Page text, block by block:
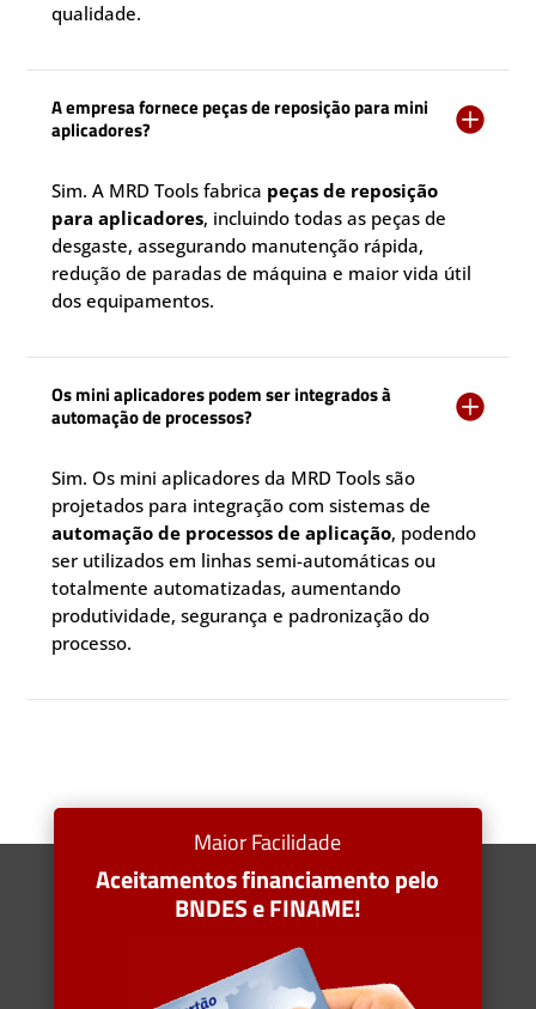
qualidade.
A empresa fornece peças de reposição para mini
aplicadores?

Sim. A MRD Tools fabrica peças de reposição
para aplicadores, incluindo todas as peças de
desgaste, assegurando manutenção rápida,
redução de paradas de máquina e maior vida útil
dos equipamentos.
Os mini aplicadores podem ser integrados à
automação de processos?

Sim. Os mini aplicadores da MRD Tools são
projetados para integração com sistemas de
automação de processos de aplicação, podendo
ser utilizados em linhas semi-automáticas ou
totalmente automatizadas, aumentando
produtividade, segurança e padronização do
processo.
Maior Facilidade
Aceitamentos financiamento pelo
BNDES e FINAME!